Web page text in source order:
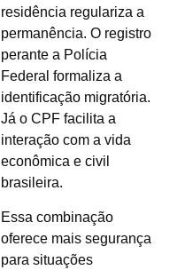
residência regulariza a
permanência. O registro
perante a Polícia
Federal formaliza a
identificação migratória.
Já o CPF facilita a
interação com a vida
econômica e civil
brasileira.
Essa combinação
oferece mais segurança
para situações